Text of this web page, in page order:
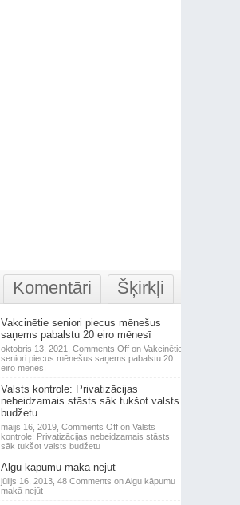
Komentāri Šķirkļi
Vakcinētie seniori piecus mēnešus
saņems pabalstu 20 eiro mēnesī
oktobris 13, 2021, Comments Offon Vakcinētie
seniori piecus mēnešus saņems pabalstu 20
eiro mēnesī
Valsts kontrole: Privatizācijas
nebeidzamais stāsts sāk tukšot valsts
budžetu
maijs 16, 2019, Comments Offon Valsts
kontrole: Privatizācijas nebeidzamais stāsts
sāk tukšot valsts budžetu
Algu kāpumu makā nejūt
jūlijs 16, 2013, 48 Comments on Algu kāpumu
makā nejūt